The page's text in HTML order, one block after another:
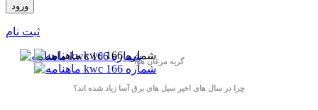
ثبت نام
گریه مرغان هوا